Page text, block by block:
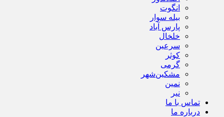
انگوت
بیله سوار
پارس آباد
خلخال
سرعین
کوثر
گرمی
مشکین‌شهر
نمین
نیر
تماس با ما
درباره ما